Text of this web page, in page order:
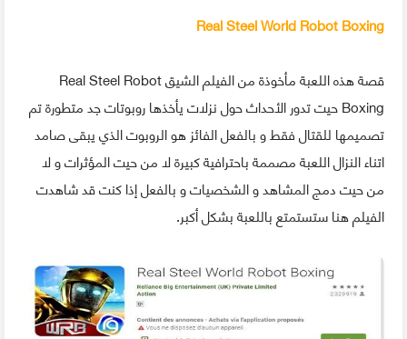
Real Steel World Robot Boxing
قصة هذه اللعبة مأخوذة من الفيلم الشيق Real Steel Robot
Boxing حيت تدور الأحداث حول نزلات يأخذها روبوتات جد متطورة تم
تصميمها للقتال فقط و بالفعل الفائز هو الروبوت الذي يبقى صامد
اتناء النزال اللعبة مصممة باحترافية كبيرة لا من حيت المؤثرات و لا
من حيت دمج المشاهد و الشخصيات و بالفعل إذا كنت قد شاهدت
الفيلم هنا ستستمتع باللعبة بشكل أكبر.